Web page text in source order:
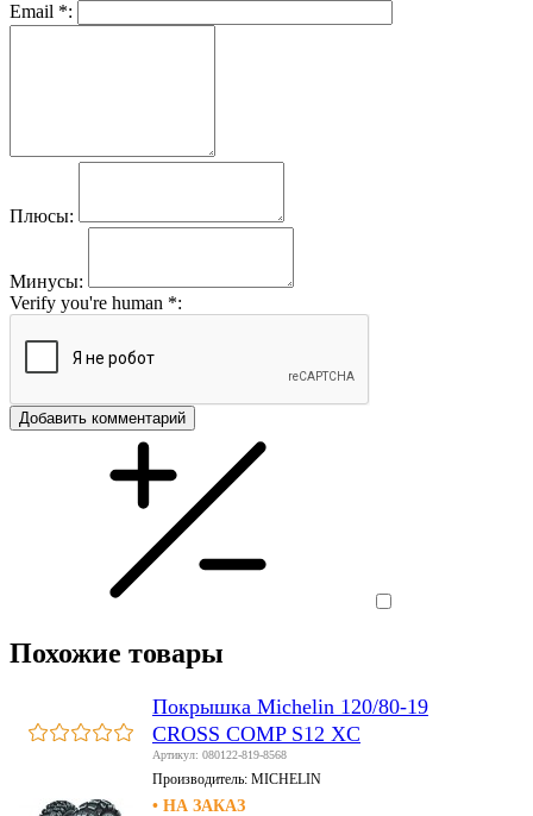
Email *:
Плюсы:
Минусы:
Verify you're human *:
Добавить комментарий
Похожие товары
Покрышка Michelin 120/80-19
CROSS COMP S12 XC
Артикул: 080122-819-8568
Производитель: MICHELIN
• НА ЗАКАЗ